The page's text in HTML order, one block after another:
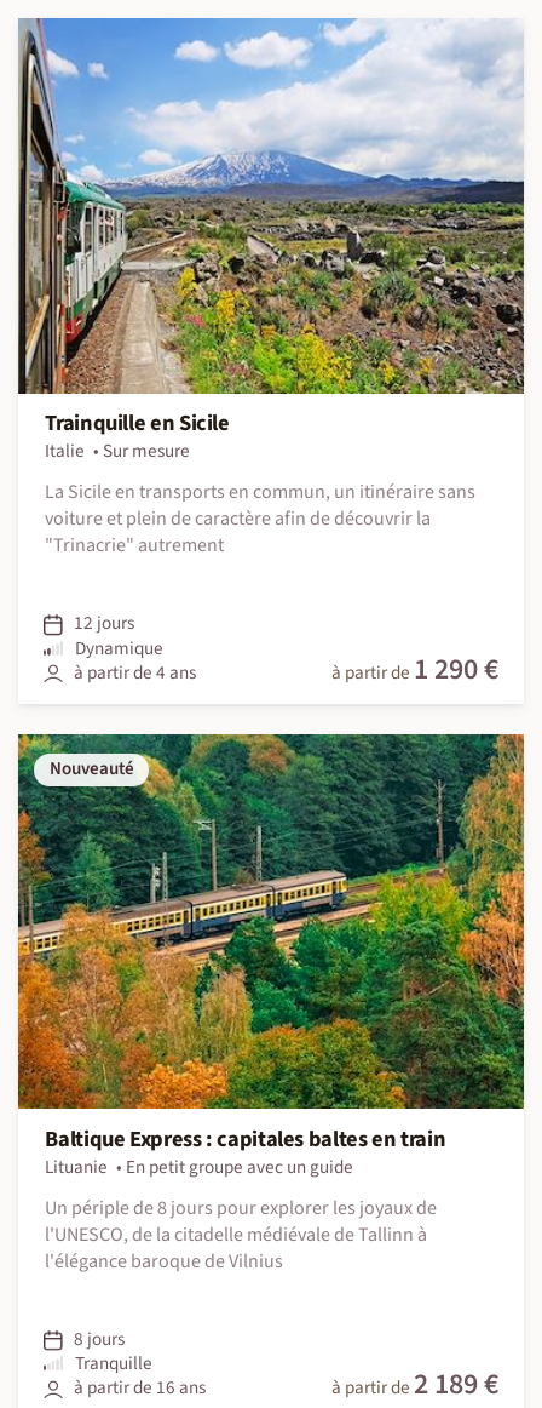
Trainquille en Sicile
Italie
Sur mesure
La Sicile en transports en commun, un itinéraire sans
voiture et plein de caractère afin de découvrir la
"Trinacrie" autrement
12 jours
Dynamique
à partir de 4 ans
à partir de 1 290 €
Nouveauté
Baltique Express : capitales baltes en train
Lituanie
En petit groupe avec un guide
Un périple de 8 jours pour explorer les joyaux de
l'UNESCO, de la citadelle médiévale de Tallinn à
l'élégance baroque de Vilnius
8 jours
Tranquille
à partir de 16 ans
à partir de 2 189 €